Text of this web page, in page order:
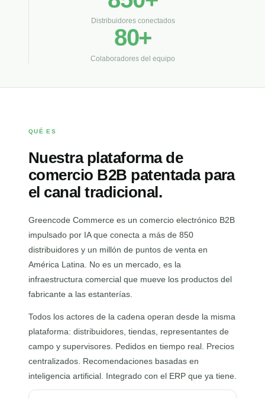
Distribuidores conectados
80+
Colaboradores del equipo
QUÉ ES
Nuestra plataforma de
comercio B2B patentada para
el canal tradicional.
Greencode Commerce es un comercio electrónico B2B
impulsado por IA que conecta a más de 850
distribuidores y un millón de puntos de venta en
América Latina. No es un mercado, es la
infraestructura comercial que mueve los productos del
fabricante a las estanterías.
Todos los actores de la cadena operan desde la misma
plataforma: distribuidores, tiendas, representantes de
campo y supervisores. Pedidos en tiempo real. Precios
centralizados. Recomendaciones basadas en
inteligencia artificial. Integrado con el ERP que ya tiene.